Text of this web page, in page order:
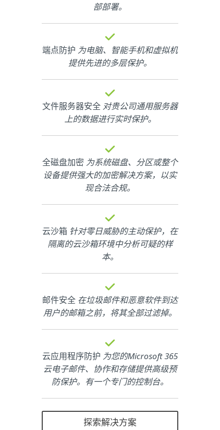
部部署。
端点防护 为电脑、智能手机和虚拟机
提供先进的多层保护。
文件服务器安全 对贵公司通用服务器
上的数据进行实时保护。
全磁盘加密 为系统磁盘、分区或整个
设备提供强大的加密解决方案，以实
现合法合规。
云沙箱 针对零日威胁的主动保护，在
隔离的云沙箱环境中分析可疑的样
本。
邮件安全 在垃圾邮件和恶意软件到达
用户的邮箱之前，将其全部过滤掉。
云应用程序防护 为您的Microsoft 365
云电子邮件、协作和存储提供高级预
防保护。有一个专门的控制台。
探索解决方案